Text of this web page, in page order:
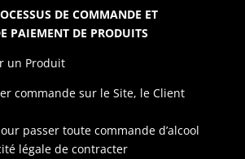
DE COMMANDE ET
PAIEMENT DE PRODUITS
un Produit
commande sur le Site, le Client
passer toute commande d’alcool
légale de contracter